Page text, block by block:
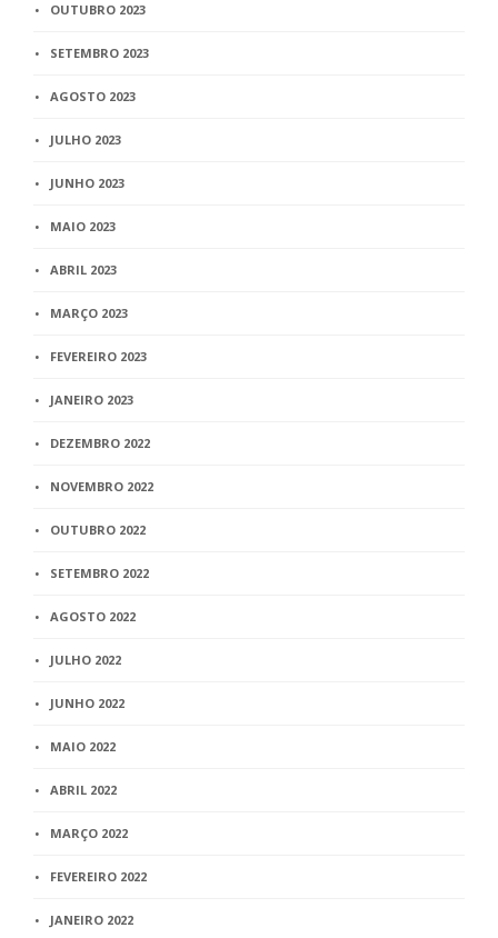
OUTUBRO 2023
SETEMBRO 2023
AGOSTO 2023
JULHO 2023
JUNHO 2023
MAIO 2023
ABRIL 2023
MARÇO 2023
FEVEREIRO 2023
JANEIRO 2023
DEZEMBRO 2022
NOVEMBRO 2022
OUTUBRO 2022
SETEMBRO 2022
AGOSTO 2022
JULHO 2022
JUNHO 2022
MAIO 2022
ABRIL 2022
MARÇO 2022
FEVEREIRO 2022
JANEIRO 2022